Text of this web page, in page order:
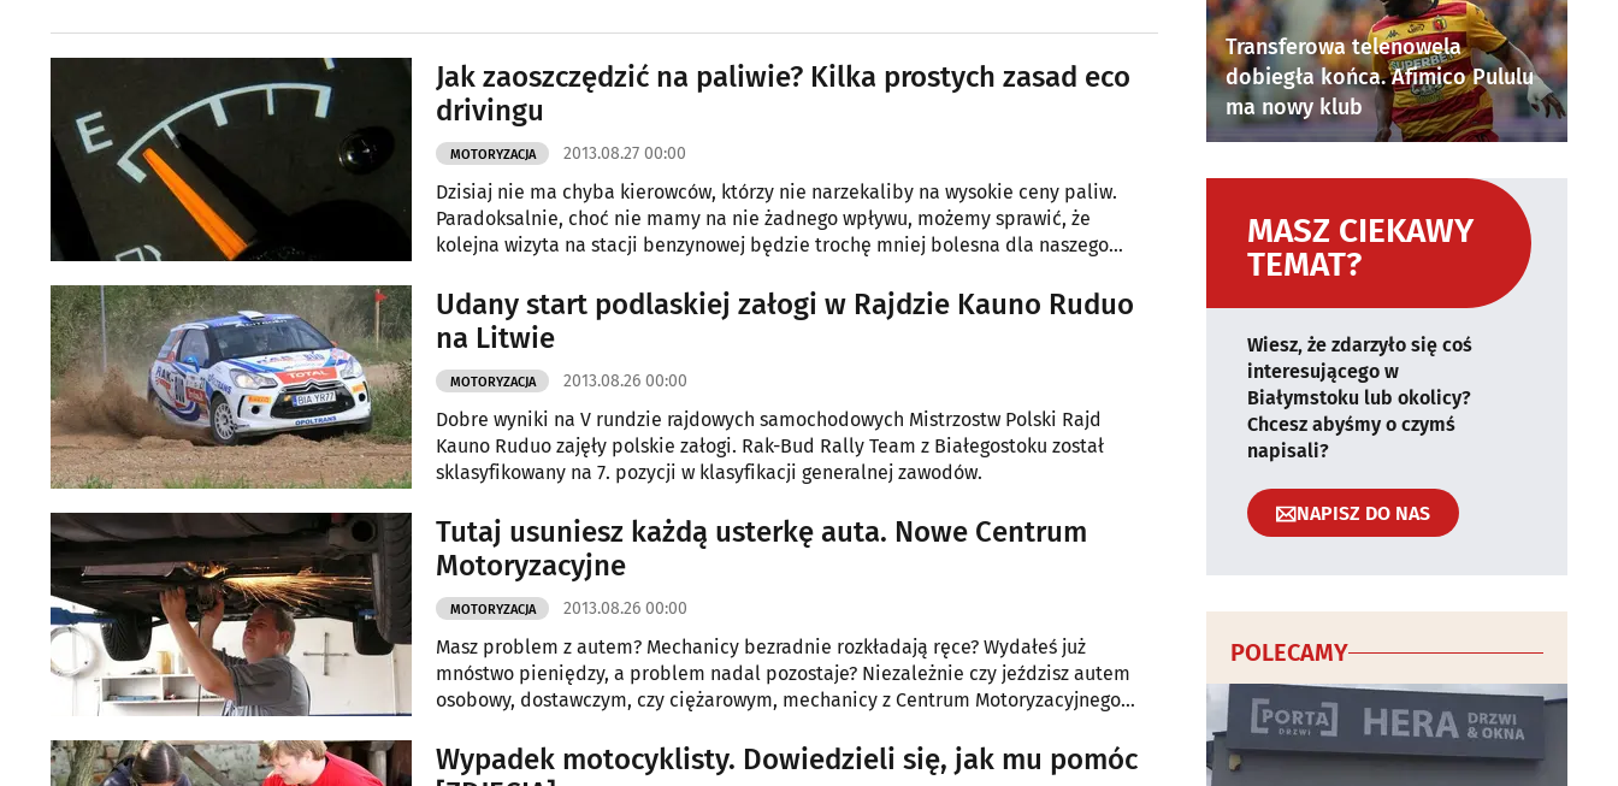
Jak zaoszczędzić na paliwie? Kilka prostych zasad eco
drivingu
MOTORYZACJA 2013.08.27 00:00
Dzisiaj nie ma chyba kierowców, którzy nie narzekaliby na wysokie ceny paliw.
Paradoksalnie, choć nie mamy na nie żadnego wpływu, możemy sprawić, że
kolejna wizyta na stacji benzynowej będzie trochę mniej bolesna dla naszego
eco drivingu.
Udany start podlaskiej załogi w Rajdzie Kauno Ruduo
na Litwie
MOTORYZACJA 2013.08.26 00:00
Dobre wyniki na V rundzie rajdowych samochodowych Mistrzostw Polski Rajd
Kauno Ruduo zajęły polskie załogi. Rak-Bud Rally Team z Białegostoku został
sklasyfikowany na 7. pozycji w klasyfikacji generalnej zawodów.
Tutaj usuniesz każdą usterkę auta. Nowe Centrum
Motoryzacyjne
MOTORYZACJA 2013.08.26 00:00
Masz problem z autem? Mechanicy bezradnie rozkładają ręce? Wydałeś już
mnóstwo pieniędzy, a problem nadal pozostaje? Niezależnie czy jeździsz autem
osobowy, dostawczym, czy ciężarowym, mechanicy z Centrum Motoryzacyjnego
Wypadek motocyklisty. Dowiedzieli się, jak mu pomóc
Transferowa telenowela
dobiegła końca. Afimico Pululu
ma nowy klub
MASZ CIEKAWY
TEMAT?
Wiesz, że zdarzyło się coś
interesującego w
Białymstoku lub okolicy?
Chcesz abyśmy o czymś
napisali?
NAPISZ DO NAS
POLECAMY